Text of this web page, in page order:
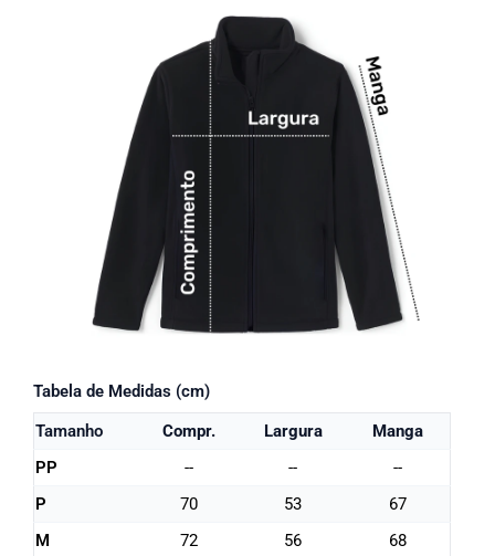
Tabela de Medidas (cm)
Tamanho
Compr. Largura
Manga
PP
-- --
--
P
70 53
67
M
72 56
68